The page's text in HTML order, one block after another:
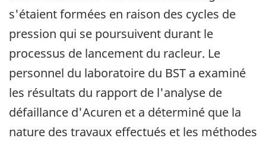
s'étaient formées en raison des cycles de
pression qui se poursuivent durant le
processus de lancement du racleur. Le
personnel du laboratoire du BST a examiné
les résultats du rapport de l'analyse de
défaillance d'Acuren et a déterminé que la
nature des travaux effectués et les méthodes